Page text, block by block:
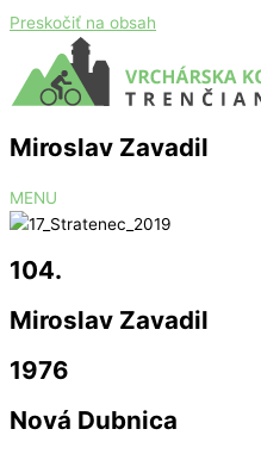
Preskočiť na obsah
Miroslav Zavadil
MENU
104.
Miroslav Zavadil
1976
Nová Dubnica